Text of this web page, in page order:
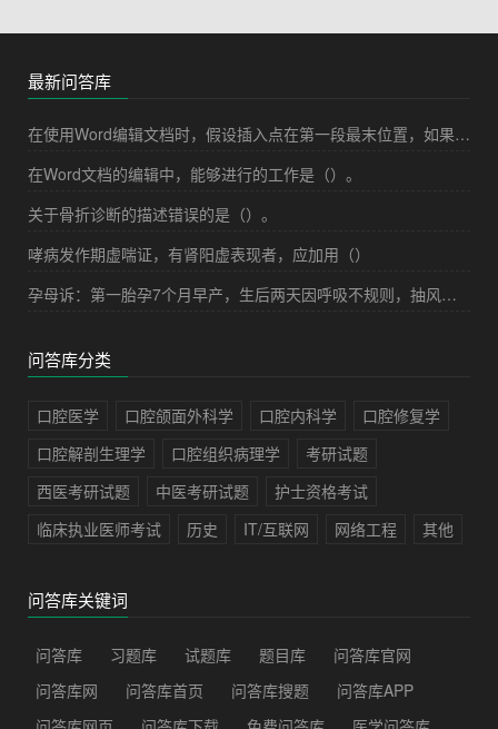
最新问答库
在使用Word编辑文档时，假设插入点在第一段最末位置，如果按"Delete"键，其结果是（）。
在Word文档的编辑中，能够进行的工作是（）。
关于骨折诊断的描述错误的是（）。
哮病发作期虚喘证，有肾阳虚表现者，应加用（）
孕母诉：第一胎孕7个月早产，生后两天因呼吸不规则，抽风，诊断为“颅内出血”，经抢救无效死亡；现孕8个月，今日见红入院，担心胎儿又会有生命危险。下列哪项措施对预防无效（）
问答库分类
口腔医学 口腔颌面外科学 口腔内科学
口腔修复学
口腔解剖生理学
口腔组织病理学
考研试题
西医考研试题
中医考研试题
护士资格考试
临床执业医师考试
历史 IT/互联网 网络工程 其他
问答库关键词
问答库 习题库 试题库 题目库
问答库官网
问答库网
问答库首页 问答库搜题
问答库APP